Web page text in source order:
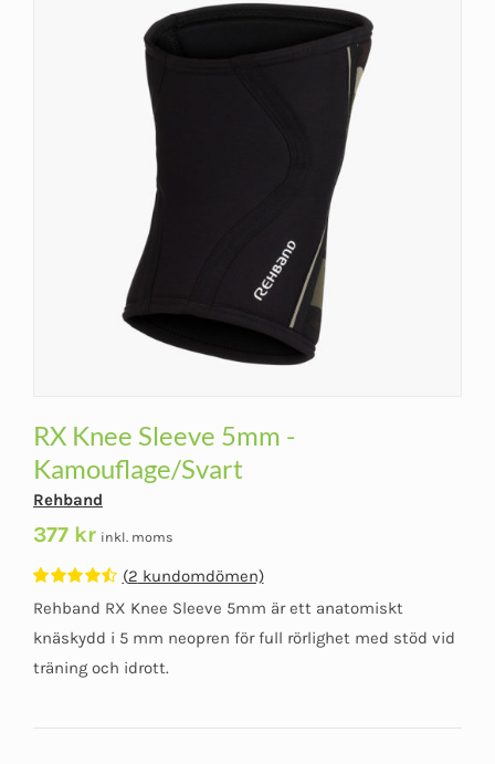
RX Knee Sleeve 5mm -
Kamouflage/Svart
Rehband
377 kr inkl. moms
Betygsatt
4.50av 5
baserat på
2
kundomdömen
(2 kundomdömen)
Rehband RX Knee Sleeve 5mm är ett anatomiskt
knäskydd i 5 mm neopren för full rörlighet med stöd vid
träning och idrott.